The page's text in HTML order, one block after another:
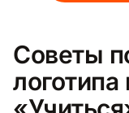
Советы
логотипа